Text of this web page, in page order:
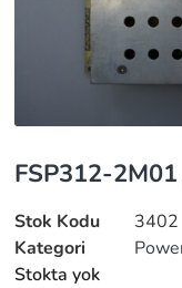
FSP312-
Stok Kodu
3402
Kategori
Stokta yok